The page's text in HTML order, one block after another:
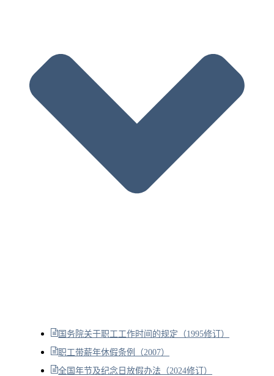
国务院关于职工工作时间的规定（1995修订）
职工带薪年休假条例（2007）
全国年节及纪念日放假办法（2024修订）